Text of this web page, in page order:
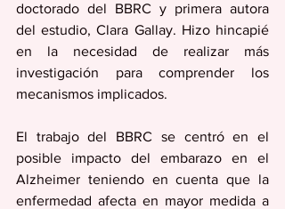
doctorado del BBRC y primera autora
del estudio, Clara Gallay. Hizo hincapié
en la necesidad de realizar más
investigación para comprender los
mecanismos implicados.
El trabajo del BBRC se centró en el
posible impacto del embarazo en el
Alzheimer teniendo en cuenta que la
enfermedad afecta en mayor medida a